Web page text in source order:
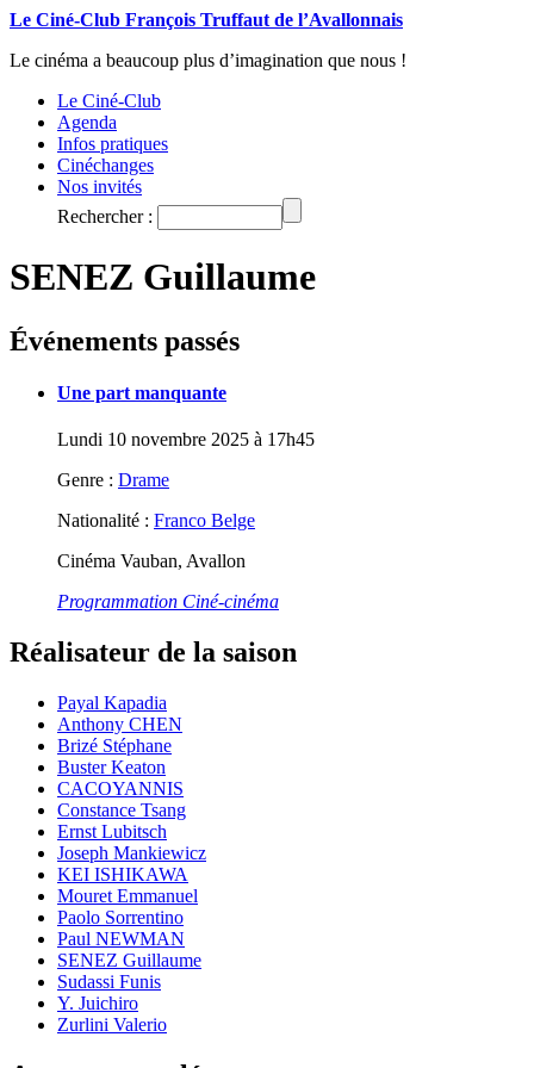
Le Ciné-Club François Truffaut de l’Avallonnais
Le cinéma a beaucoup plus d’imagination que nous !
Le Ciné-Club
Agenda
Infos pratiques
Cinéchanges
Nos invités
Rechercher :
SENEZ Guillaume
Événements passés
Une part manquante
Lundi 10 novembre 2025 à 17h45
Genre : Drame
Nationalité : Franco Belge
Cinéma Vauban, Avallon
Programmation Ciné-cinéma
Réalisateur de la saison
Payal Kapadia
Anthony CHEN
Brizé Stéphane
Buster Keaton
CACOYANNIS
Constance Tsang
Ernst Lubitsch
Joseph Mankiewicz
KEI ISHIKAWA
Mouret Emmanuel
Paolo Sorrentino
Paul NEWMAN
SENEZ Guillaume
Sudassi Funis
Y. Juichiro
Zurlini Valerio